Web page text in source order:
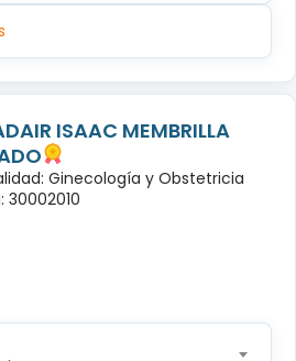
ISAAC MEMBRILLA
Ginecología y Obstetricia
30002010